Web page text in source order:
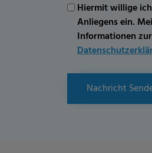
Hiermit willige
Anliegens ein.
Informationen
Nachricht